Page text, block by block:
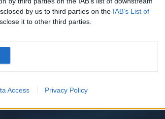
by us to third parties on the IAB’s List of
it to other third parties.
Access Privacy Policy